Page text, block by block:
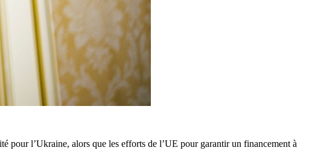
pour l’Ukraine, alors que les efforts de l’UE pour garantir un financement à